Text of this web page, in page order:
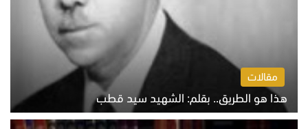
مقالات
هذا هو الطريق.. بقلم: الشهيد سيد قطب
الخميس 6 أغسطس 2026 10:52 ص